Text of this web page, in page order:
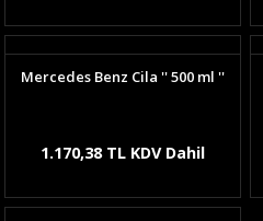
Mercedes Benz Cila '' 500 ml ''
1.170,38 TL KDV Dahil